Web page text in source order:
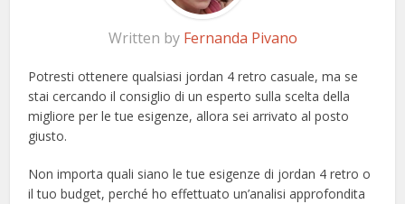
Written by Fernanda Pivano
Potresti ottenere qualsiasi jordan 4 retro casuale, ma se
stai cercando il consiglio di un esperto sulla scelta della
migliore per le tue esigenze, allora sei arrivato al posto
giusto.
Non importa quali siano le tue esigenze di jordan 4 retro o
il tuo budget, perché ho effettuato un’analisi approfondita